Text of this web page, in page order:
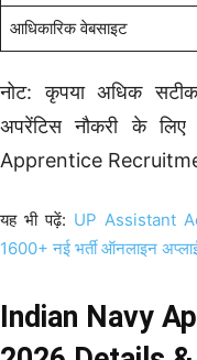
आधिकारिक वेबसाइट
नोट: कृपया अधिक
अपरेंटिस नौकरी के
Apprentice
यह भी पढ़ें: UP Assistant
1600+ नई भर्ती ऑनलाइन
Indian Navy